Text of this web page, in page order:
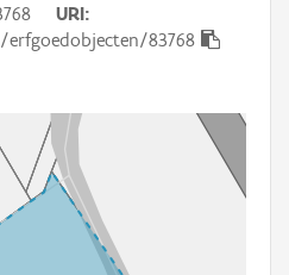
URI
83768